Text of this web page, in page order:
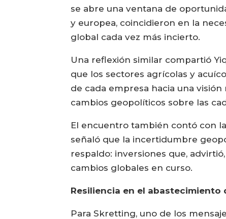
se abre una ventana de
y europea, coincidieron en la
global cada vez más incierto.
Una reflexión similar compartió
que los sectores agrícolas y
de cada empresa hacia una
cambios geopolíticos sobre las
El encuentro también contó con
señaló que la incertidumbre
respaldo: inversiones que,
cambios globales en curso.
Resiliencia en el abastecimiento
Para Skretting, uno de los